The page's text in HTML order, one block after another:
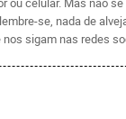
se, nada de
sigam nas redes